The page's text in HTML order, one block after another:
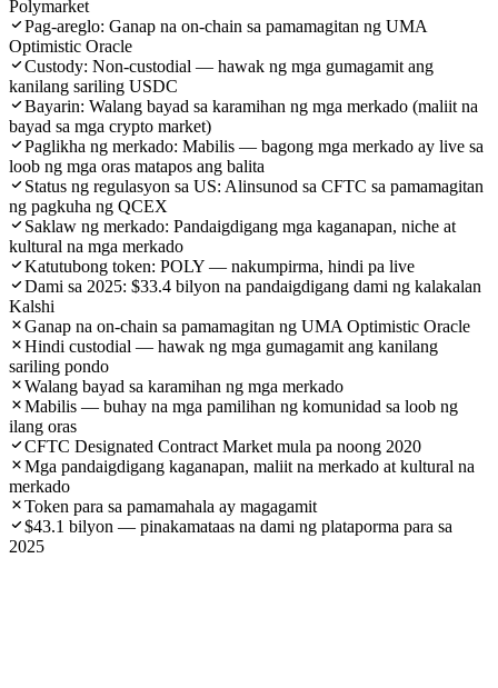
Polymarket
Pag-areglo: Ganap na on-chain sa pamamagitan ng UMA
Optimistic Oracle
Custody: Non-custodial — hawak ng mga gumagamit ang
kanilang sariling USDC
Bayarin: Walang bayad sa karamihan ng mga merkado (maliit na
bayad sa mga crypto market)
Paglikha ng merkado: Mabilis — bagong mga merkado ay live sa
loob ng mga oras matapos ang balita
Status ng regulasyon sa US: Alinsunod sa CFTC sa pamamagitan
ng pagkuha ng QCEX
Saklaw ng merkado: Pandaigdigang mga kaganapan, niche at
kultural na mga merkado
Katutubong token: POLY — nakumpirma, hindi pa live
Dami sa 2025: $33.4 bilyon na pandaigdigang dami ng kalakalan
Kalshi
Ganap na on-chain sa pamamagitan ng UMA Optimistic Oracle
Hindi custodial — hawak ng mga gumagamit ang kanilang
sariling pondo
Walang bayad sa karamihan ng mga merkado
Mabilis — buhay na mga pamilihan ng komunidad sa loob ng
ilang oras
CFTC Designated Contract Market mula pa noong 2020
Mga pandaigdigang kaganapan, maliit na merkado at kultural na
merkado
Token para sa pamamahala ay magagamit
$43.1 bilyon — pinakamataas na dami ng plataporma para sa
2025